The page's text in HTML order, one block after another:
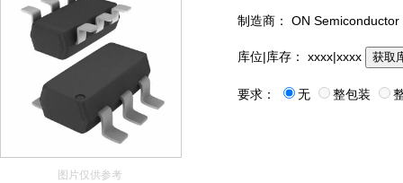
图片仅供参考
制造商： ON Semiconductor
库位|库存： xxxx|xxxx 获取
要求： 无 整包装